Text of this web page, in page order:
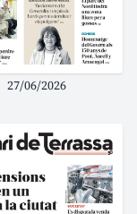
27/06/2026